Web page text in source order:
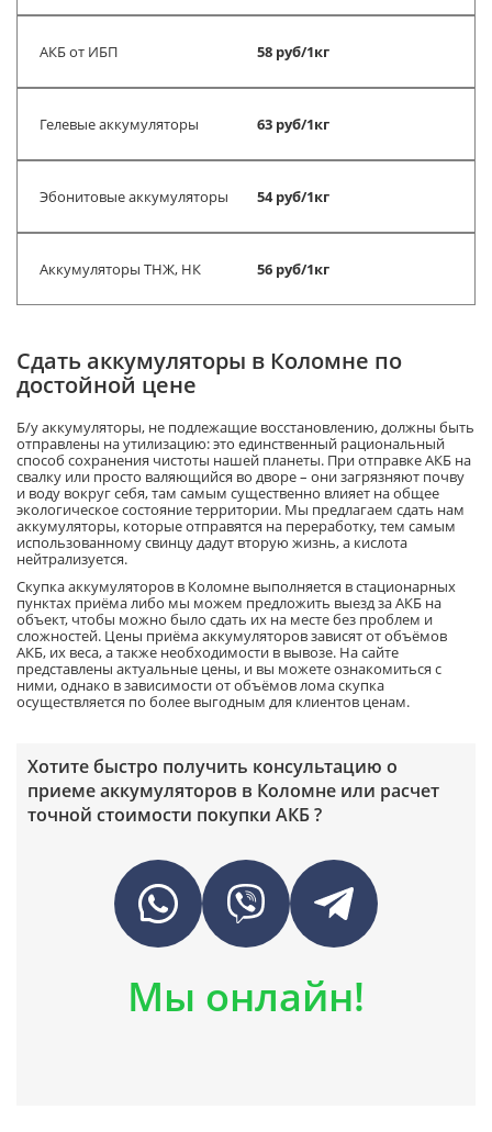
АКБ от ИБП 58 руб/1кг
Гелевые аккумуляторы 63 руб/1кг
Эбонитовые аккумуляторы 54 руб/1кг
Аккумуляторы ТНЖ, НК 56 руб/1кг
Сдать аккумуляторы в Коломне по
достойной цене
Б/у аккумуляторы, не подлежащие восстановлению, должны быть
отправлены на утилизацию: это единственный рациональный
способ сохранения чистоты нашей планеты. При отправке АКБ на
свалку или просто валяющийся во дворе – они загрязняют почву
и воду вокруг себя, там самым существенно влияет на общее
экологическое состояние территории. Мы предлагаем сдать нам
аккумуляторы, которые отправятся на переработку, тем самым
использованному свинцу дадут вторую жизнь, а кислота
нейтрализуется.
Скупка аккумуляторов в Коломне выполняется в стационарных
пунктах приёма либо мы можем предложить выезд за АКБ на
объект, чтобы можно было сдать их на месте без проблем и
сложностей. Цены приёма аккумуляторов зависят от объёмов
АКБ, их веса, а также необходимости в вывозе. На сайте
представлены актуальные цены, и вы можете ознакомиться с
ними, однако в зависимости от объёмов лома скупка
осуществляется по более выгодным для клиентов ценам.
Хотите быстро получить консультацию о
приеме аккумуляторов в Коломне или расчет
точной стоимости покупки АКБ ?
Мы онлайн!